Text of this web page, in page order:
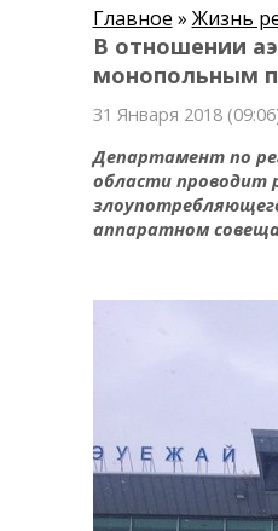
Главное » Жизнь
В отношении
монопольным
31 Января 2018
Департамент по
области проводит
аппаратном